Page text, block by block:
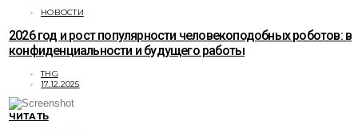
НОВОСТИ
2026 год и рост популярности человекоподобных роботов:
конфиденциальности и будущего работы
THG
17.12.2025
ЧИТАТЬ